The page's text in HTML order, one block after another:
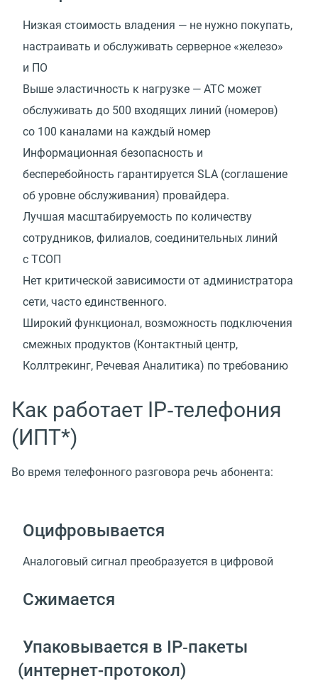
Низкая стоимость владения — не нужно покупать,
настраивать и обслуживать серверное «железо»
и ПО
Выше эластичность к нагрузке — АТС может
обслуживать до 500 входящих линий (номеров)
со 100 каналами на каждый номер
Информационная безопасность и
бесперебойность гарантируется SLA (соглашение
об уровне обслуживания) провайдера.
Лучшая масштабируемость по количеству
сотрудников, филиалов, соединительных линий
с ТСОП
Нет критической зависимости от администратора
сети, часто единственного.
Широкий функционал, возможность подключения
смежных продуктов (Контактный центр,
Коллтрекинг, Речевая Аналитика) по требованию
Как работает IP‑телефония
(ИПТ*)
Во время телефонного разговора речь абонента:
Оцифровывается
Аналоговый сигнал преобразуется в цифровой
Сжимается
Упаковывается в IP‑пакеты
(интернет-протокол)